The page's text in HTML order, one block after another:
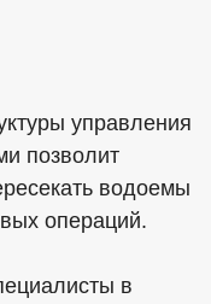
управления
позволит
водоемы
операций.
в